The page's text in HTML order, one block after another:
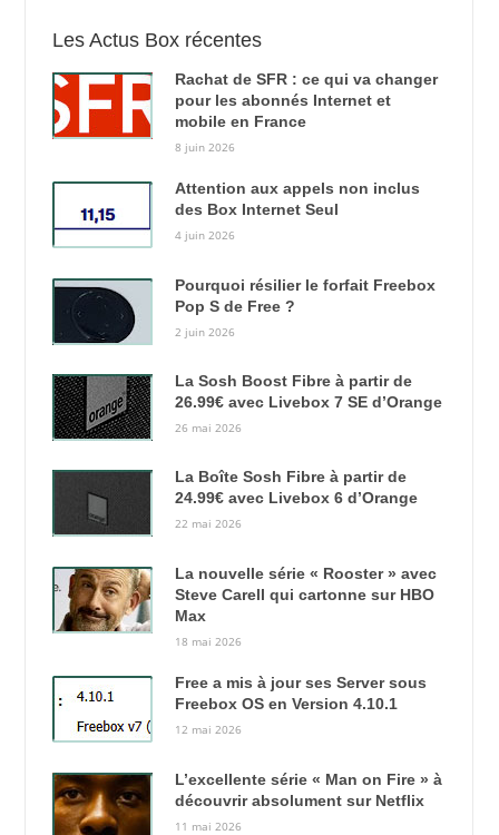
Les Actus Box récentes
Rachat de SFR : ce qui va changer
pour les abonnés Internet et
mobile en France
8 juin 2026
Attention aux appels non inclus
des Box Internet Seul
4 juin 2026
Pourquoi résilier le forfait Freebox
Pop S de Free ?
2 juin 2026
La Sosh Boost Fibre à partir de
26.99€ avec Livebox 7 SE d’Orange
26 mai 2026
La Boîte Sosh Fibre à partir de
24.99€ avec Livebox 6 d’Orange
22 mai 2026
La nouvelle série « Rooster » avec
Steve Carell qui cartonne sur HBO
Max
18 mai 2026
Free a mis à jour ses Server sous
Freebox OS en Version 4.10.1
12 mai 2026
L’excellente série « Man on Fire » à
découvrir absolument sur Netflix
11 mai 2026